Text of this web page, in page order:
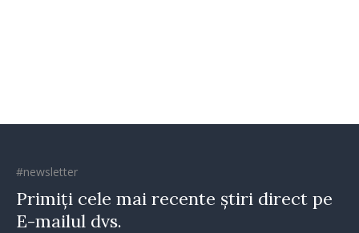
#newsletter
Primiți cele mai recente știri direct pe
E-mailul dvs.